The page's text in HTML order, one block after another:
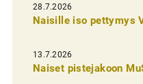
s
e
l
28.7.2026
Naisille iso pettymys
13.7.2026
Naiset pistejakoon